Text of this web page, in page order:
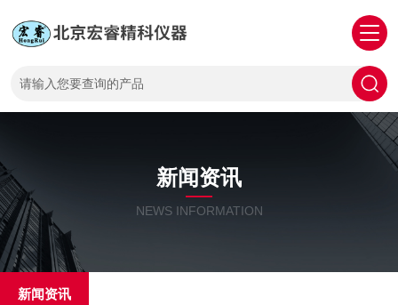
新闻资讯
NEWS INFORMATION
新闻资讯